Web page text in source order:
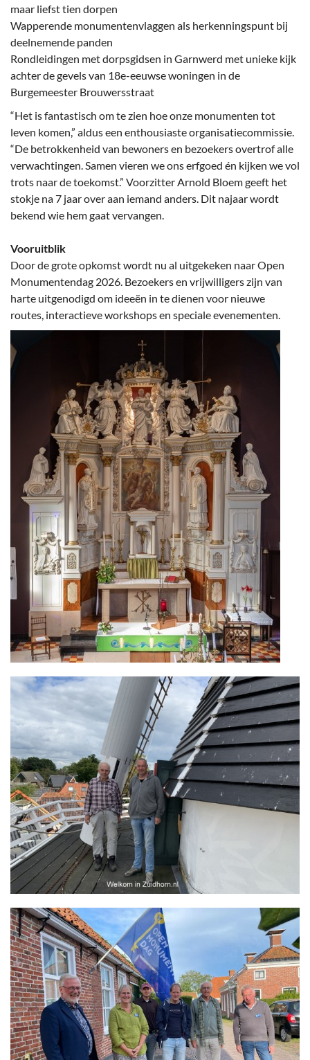
maar liefst tien dorpen
Wapperende monumentenvlaggen als herkenningspunt bij
deelnemende panden
Rondleidingen met dorpsgidsen in Garnwerd met unieke kijk
achter de gevels van 18e-eeuwse woningen in de
Burgemeester Brouwersstraat
“Het is fantastisch om te zien hoe onze monumenten tot
leven komen,” aldus een enthousiaste organisatie­commissie.
“De betrokkenheid van bewoners en bezoekers overtrof alle
verwachtingen. Samen vieren we ons erfgoed én kijken we vol
trots naar de toekomst.” Voorzitter Arnold Bloem geeft het
stokje na 7 jaar over aan iemand anders. Dit najaar wordt
bekend wie hem gaat vervangen.
Vooruitblik
Door de grote opkomst wordt nu al uitgekeken naar Open
Monumentendag 2026. Bezoekers en vrijwilligers zijn van
harte uitgenodigd om ideeën in te dienen voor nieuwe
routes, interactieve workshops en speciale evenementen.